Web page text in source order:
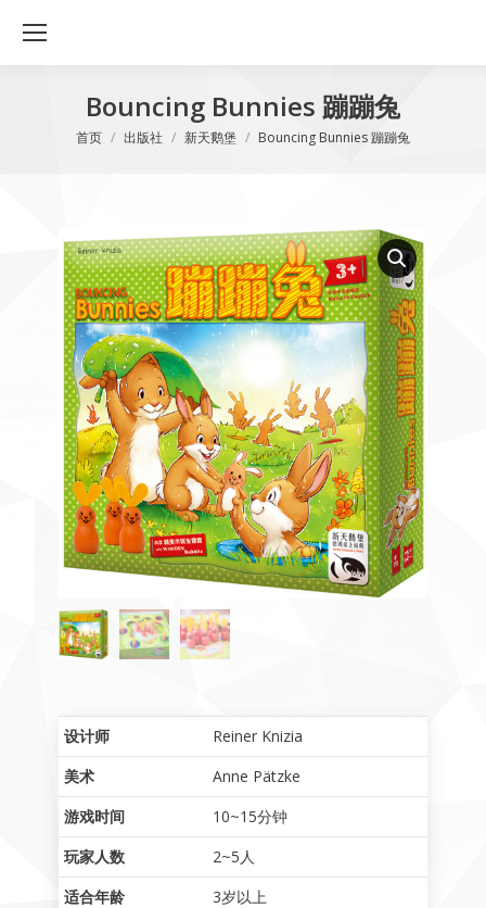
Bouncing Bunnies 蹦蹦兔
您在这里：
首页 出版社 新天鹅堡 Bouncing Bunnies 蹦蹦兔
设计师
Reiner Knizia
美术
Anne Pätzke
游戏时间
10~15分钟
玩家人数
2~5人
适合年龄
3岁以上